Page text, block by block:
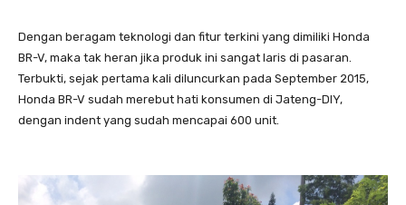
Dengan beragam teknologi dan fitur terkini yang dimiliki Honda
BR-V, maka tak heran jika produk ini sangat laris di pasaran.
Terbukti, sejak pertama kali diluncurkan pada September 2015,
Honda BR-V sudah merebut hati konsumen di Jateng-DIY,
dengan indent yang sudah mencapai 600 unit.